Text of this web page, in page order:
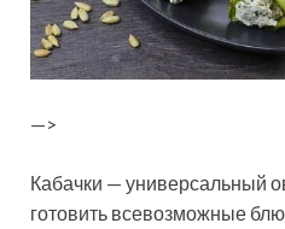
—>
Кабачки — универсальный
готовить всевозможные